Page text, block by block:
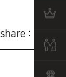
share :